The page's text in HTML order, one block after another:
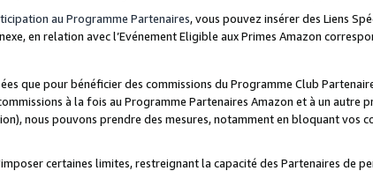
au Programme Partenaires, vous pouvez insérer des Liens
en relation avec l’Evénement Eligible aux Primes Amazon
que pour bénéficier des commissions du Programme Club
à la fois au Programme Partenaires Amazon et à un autre
nous pouvons prendre des mesures, notamment en bloquant vos
certaines limites, restreignant la capacité des Partenaires de